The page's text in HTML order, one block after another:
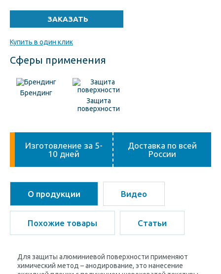
Купить в один клик
Сферы применения
Брендинг
Защита
поверхности
Изготовление за 5-
10 дней
Доставка по всей
России
О продукции Видео
Похожие товары Статьи
Для защиты алюминиевой поверхности применяют
химический метод – анодирование, это нанесение